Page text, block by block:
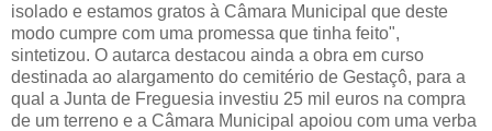
isolado e estamos gratos à Câmara Municipal que deste
modo cumpre com uma promessa que tinha feito",
sintetizou. O autarca destacou ainda a obra em curso
destinada ao alargamento do cemitério de Gestaçô, para a
qual a Junta de Freguesia investiu 25 mil euros na compra
de um terreno e a Câmara Municipal apoiou com uma verba